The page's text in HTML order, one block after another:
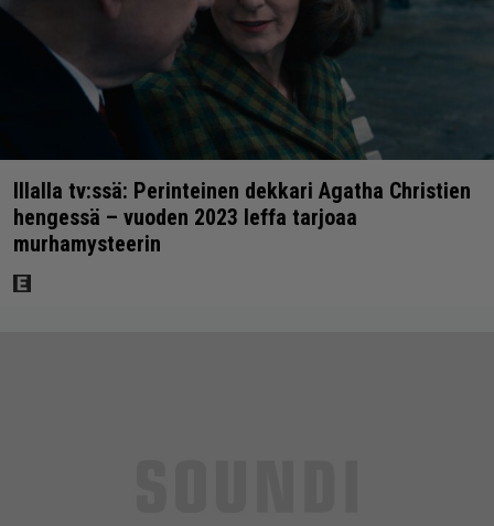
Illalla tv:ssä: Perinteinen dekkari Agatha Christien
hengessä – vuoden 2023 leffa tarjoaa
murhamysteerin